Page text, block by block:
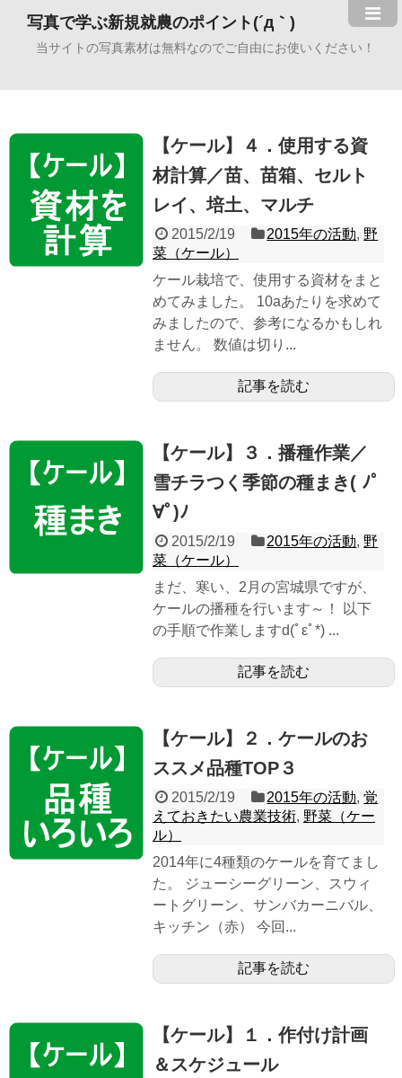
写真で学ぶ新規就農のポイント(´д｀)
当サイトの写真素材は無料なのでご自由にお使いください！
【ケール】４．使用する資
材計算／苗、苗箱、セルト
レイ、培土、マルチ
2015/2/19 2015年の活動, 野
菜（ケール）
ケール栽培で、使用する資材をまと
めてみました。 10aあたりを求めて
みましたので、参考になるかもしれ
ません。 数値は切り...
記事を読む
【ケール】３．播種作業／
雪チラつく季節の種まき( ﾉﾟ
∀ﾟ)ﾉ
2015/2/19 2015年の活動, 野
菜（ケール）
まだ、寒い、2月の宮城県ですが、
ケールの播種を行います～！ 以下
の手順で作業しますd(ﾟεﾟ*) ...
記事を読む
【ケール】２．ケールのお
ススメ品種TOP３
2015/2/19 2015年の活動,覚
えておきたい農業技術, 野菜（ケー
ル）
2014年に4種類のケールを育てまし
た。 ジューシーグリーン、スウィ
ートグリーン、サンバカーニバル、
キッチン（赤） 今回...
記事を読む
【ケール】１．作付け計画
＆スケジュール